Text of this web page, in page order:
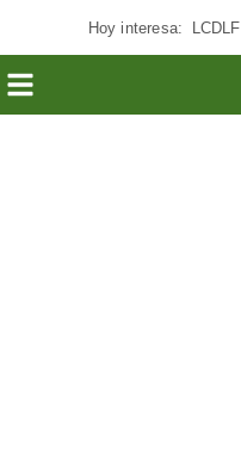
Hoy interesa: LCDLF